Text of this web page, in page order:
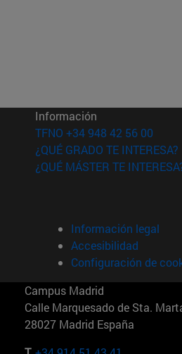
ventana)
en nueva ventana)
nueva ventana)
Información
TFNO +34 948 42 56 00
¿QUÉ GRADO TE INTERESA?
¿QUÉ MÁSTER TE
Información legal
Accesibilidad
Configuración de
Campus Madrid
Calle Marquesado de Sta.
28027 Madrid España